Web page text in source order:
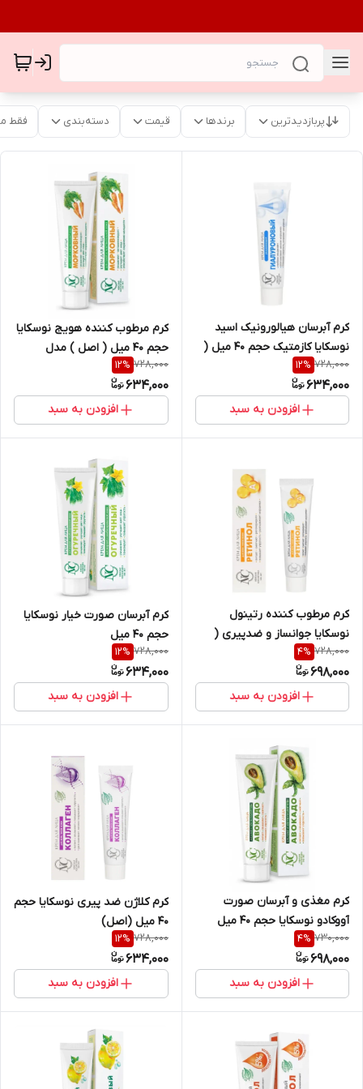
پربازدیدترین برندها قیمت دسته‌بندی فقط
کرم آبرسان هیالورونیک اسید
نوسکایا کازمتیک حجم ۴۰ میل (
“Nevskaya Cosmetics
Hyaluronic” 40ML
728,000
12%
634,000
افزودن به سبد
کرم مرطوب کننده هویج نوسکایا
حجم ۴۰ میل ( اصل ) مدل
Nevskaya Cosmetics Carrot
face cream to moisturize
the skin 40ml
728,000
12%
634,000
افزودن به سبد
کرم مرطوب کننده رتینول
نوسکایا جوانساز و ضدپیری (
“Nevskaya Cosmetics Retinol
face cream ” 40ml
728,000
4%
698,000
افزودن به سبد
کرم آبرسان صورت خیار نوسکایا
حجم 40 میل
728,000
12%
634,000
افزودن به سبد
کرم مغذی و آبرسان صورت
آووکادو نوسکایا حجم 40 میل
(اصل)
730,000
4%
698,000
افزودن به سبد
کرم کلاژن ضد پیری نوسکایا حجم
40 میل (اصل)
728,000
12%
634,000
افزودن به سبد